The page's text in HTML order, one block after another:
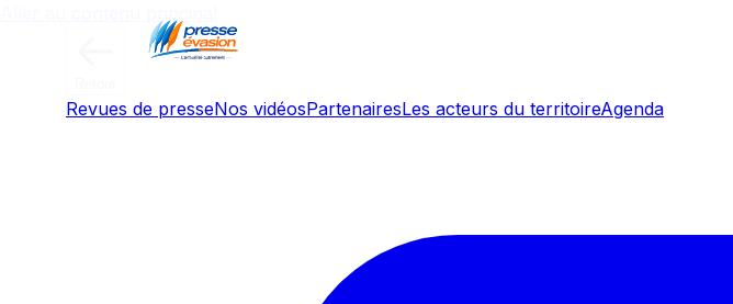
Revues de presseNos vidéosPartenairesLes acteurs du territoireAgenda